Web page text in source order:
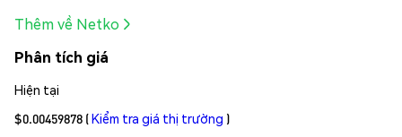
Thêm về Netko
Phân tích giá
Hiện tại
$0.00459878 (Kiểm tra giá thị trường )